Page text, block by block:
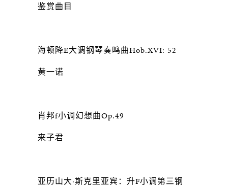
鉴赏曲目
海顿降E大调钢琴奏鸣曲Hob.XVI: 52
黄一诺
肖邦f小调幻想曲Op.49
来子君
亚历山大·斯克里亚宾：升F小调第三钢